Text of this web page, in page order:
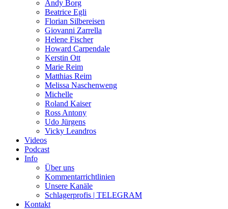
Andy Borg
Beatrice Egli
Florian Silbereisen
Giovanni Zarrella
Helene Fischer
Howard Carpendale
Kerstin Ott
Marie Reim
Matthias Reim
Melissa Naschenweng
Michelle
Roland Kaiser
Ross Antony
Udo Jürgens
Vicky Leandros
Videos
Podcast
Info
Über uns
Kommentarrichtlinien
Unsere Kanäle
Schlagerprofis | TELEGRAM
Kontakt